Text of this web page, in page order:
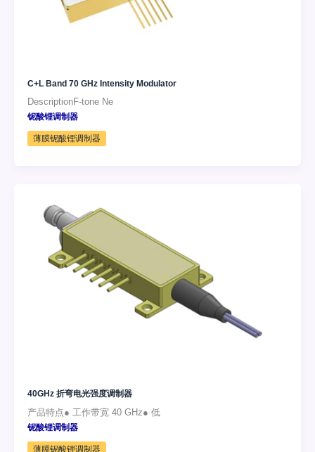
C+L Band 70 GHz Intensity Modulator
DescriptionF-tone Ne
铌酸锂调制器
薄膜铌酸锂调制器
40GHz 折弯电光强度调制器
产品特点● 工作带宽 40 GHz● 低
铌酸锂调制器
薄膜铌酸锂调制器